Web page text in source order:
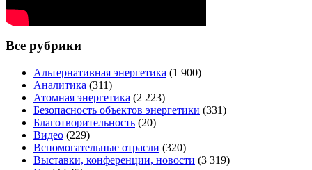
Все рубрики
Альтернативная энергетика (1 900)
Аналитика (311)
Атомная энергетика (2 223)
Безопасность объектов энергетики (331)
Благотворительность (20)
Видео (229)
Вспомогательные отрасли (320)
Выставки, конференции, новости (3 319)